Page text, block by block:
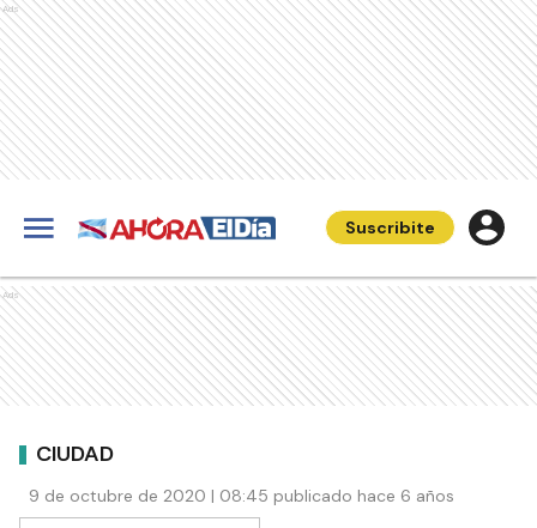
Ads
Suscribite
Ads
CIUDAD
9 de octubre de 2020 | 08:45 publicado hace 6 años